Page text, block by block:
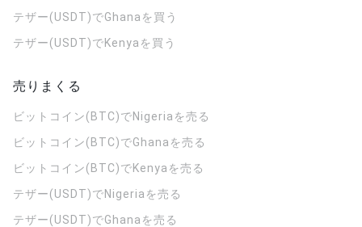
テザー(USDT)でGhanaを買う
テザー(USDT)でKenyaを買う
売りまくる
ビットコイン(BTC)でNigeriaを売る
ビットコイン(BTC)でGhanaを売る
ビットコイン(BTC)でKenyaを売る
テザー(USDT)でNigeriaを売る
テザー(USDT)でGhanaを売る